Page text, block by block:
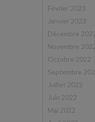
Février 2023
Janvier 2023
Décembre
Novembre
Octobre 2022
Septembre
Juillet 2022
Juin 2022
Mai 2022